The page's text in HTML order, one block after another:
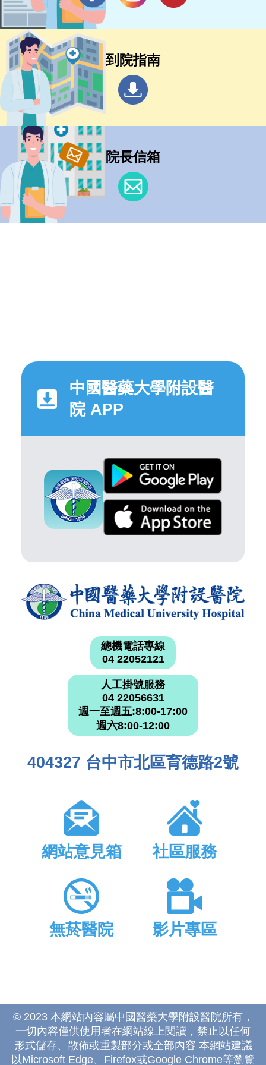
到院指南
院長信箱
中國醫藥大學附設醫
院 APP
總機電話專線
04 22052121
人工掛號服務
04 22056631
週一至週五:8:00-17:00
週六8:00-12:00
404327 台中市北區育德路2號
網站意見箱 社區服務
無菸醫院 影片專區
© 2023 本網站內容屬中國醫藥大學附設醫院所有，
一切內容僅供使用者在網站線上閱讀，禁止以任何
形式儲存、散佈或重製部分或全部內容 本網站建議
以Microsoft Edge、Firefox或Google Chrome等瀏覽